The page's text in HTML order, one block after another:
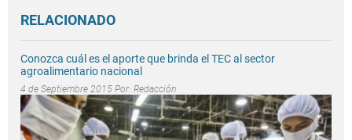
RELACIONADO
Conozca cuál es el aporte que brinda el TEC al sector
agroalimentario nacional
4 de Septiembre 2015 Por: Redacción